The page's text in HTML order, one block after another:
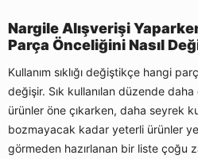
Nargile Alışverişi Yaparken
Parça Önceliğini Nasıl
Kullanım sıklığı değiştikçe hangi
değişir. Sık kullanılan düzende
ürünler öne çıkarken, daha seyrek
bozmayacak kadar yeterli ürünler
görmeden hazırlanan bir liste çoğu